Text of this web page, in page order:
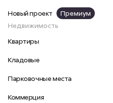
Новый проект
Премиум
Недвижимость
Квартиры
Кладовые
Парковочные места
Коммерция